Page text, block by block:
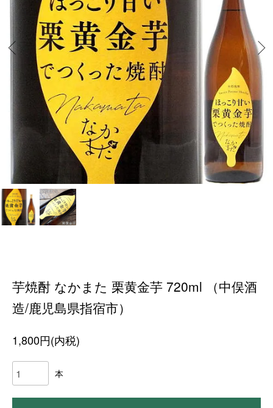
芋焼酎 なかまた 栗黄金芋 720ml （中俣酒
造/鹿児島県指宿市）
1,800円(内税)
本